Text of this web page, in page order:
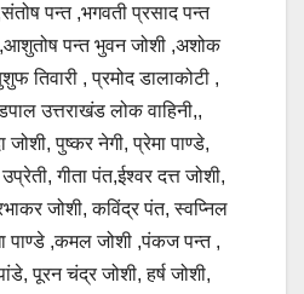
पन्त ,भगवती प्रसाद पन्त
,आशुतोष पन्त भुवन जोशी ,अशोक
तिवारी , प्रमोद डालाकोटी ,
उत्तराखंड लोक वाहिनी,,
जोशी, पुष्कर नेगी, प्रेमा पाण्डे,
गीता पंत,ईश्वर दत्त जोशी,
जोशी, कविंद्र पंत, स्वप्निल
पाण्डे ,कमल जोशी ,पंकज पन्त ,
पूरन चंद्र जोशी, हर्ष जोशी,